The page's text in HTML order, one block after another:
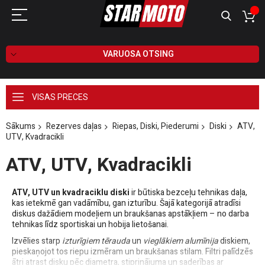
VARUOSA OTSING
VISAS PRECES
Sākums Rezerves daļas Riepas, Diski, Piederumi Diski
ATV,
UTV, Kvadracikli
ATV, UTV, Kvadracikli
ATV, UTV un kvadraciklu diskiir būtiska bezceļu tehnikas daļa,
kas ietekmē gan vadāmību, gan izturību. Šajā kategorijā atradīsi
diskus dažādiem modeļiem un braukšanas apstākļiem – no darba
tehnikas līdz sportiskai un hobija lietošanai.
Izvēlies starp izturīgiem tēraudaun vieglākiem alumīnijadiskiem,
pieskaņojot tos riepu izmēram un braukšanas stilam. Filtri palīdzēs
ātri atrast disku pēc diametra, stiprinājuma un saderības ar